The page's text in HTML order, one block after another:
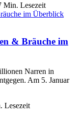
Min. Lesezeit
& Bräuche im
Narren in
Am 5. Januar
Lesezeit